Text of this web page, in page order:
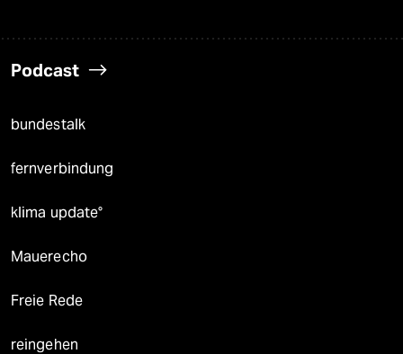
Podcast
bundestalk
fernverbindung
klima update°
Mauerecho
Freie Rede
reingehen